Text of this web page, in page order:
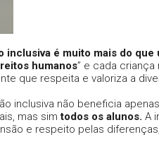
inclusiva é muito mais do
humanos” e cada
que respeita e valoriza a
inclusiva não beneficia
mas simtodos os alunos. A
e respeito pelas